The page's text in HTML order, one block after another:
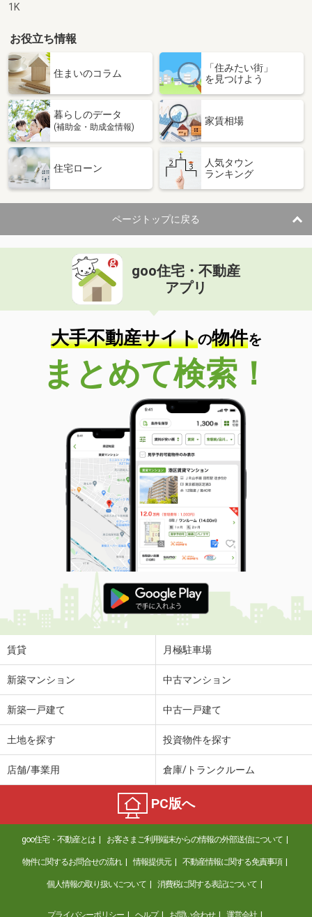
1K
お役立ち情報
住まいのコラム
「住みたい街」
を見つけよう
暮らしのデータ
(補助金・助成金情報)
家賃相場
住宅ローン
人気タウン
ランキング
ページトップに戻る
goo住宅・不動産
アプリ
大手不動産サイトの物件を
まとめて検索！
賃貸 月極駐車場
新築マンション 中古マンション
新築一戸建て 中古一戸建て
土地を探す 投資物件を探す
店舗/事業用 倉庫/トランクルーム
PC版へ
goo住宅・不動産とは お客さまご利用端末からの情報の外部送信について
物件に関するお問合せの流れ 情報提供元 不動産情報に関する免責事項
個人情報の取り扱いについて 消費税に関する表記について